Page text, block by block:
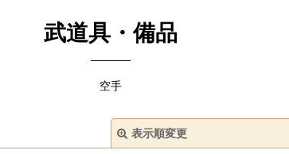
武道具・備品
空手
表示順変更